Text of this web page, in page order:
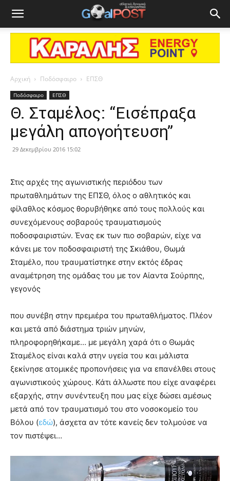
Αρχική Ποδόσφαιρο ΕΠΣΘ
Ποδόσφαιρο ΕΠΣΘ
Θ. Σταμέλος: “Εισέπραξα
μεγάλη απογοήτευση”
29 Δεκεμβρίου 2016 15:02
Στις αρχές της αγωνιστικής περιόδου των
πρωταθλημάτων της ΕΠΣΘ, όλος ο αθλητικός και
φίλαθλος κόσμος θορυβήθηκε από τους πολλούς και
συνεχόμενους σοβαρούς τραυματισμούς
ποδοσφαιριστών. Ένας εκ των πιο σοβαρών, είχε να
κάνει με τον ποδοσφαιριστή της Σκιάθου, Θωμά
Σταμέλο, που τραυματίστηκε στην εκτός έδρας
αναμέτρηση της ομάδας του με τον Αίαντα Σούρπης,
γεγονός
που συνέβη στην πρεμιέρα του πρωταθλήματος. Πλέον
και μετά από διάστημα τριών μηνών,
πληροφορηθήκαμε… με μεγάλη χαρά ότι ο Θωμάς
Σταμέλος είναι καλά στην υγεία του και μάλιστα
ξεκίνησε ατομικές προπονήσεις για να επανέλθει στους
αγωνιστικούς χώρους. Κάτι άλλωστε που είχε αναφέρει
εξαρχής, στην συνέντευξη που μας είχε δώσει αμέσως
μετά από τον τραυματισμό του στο νοσοκομείο του
Βόλου (εδώ), άσχετα αν τότε κανείς δεν τολμούσε να
τον πιστέψει…